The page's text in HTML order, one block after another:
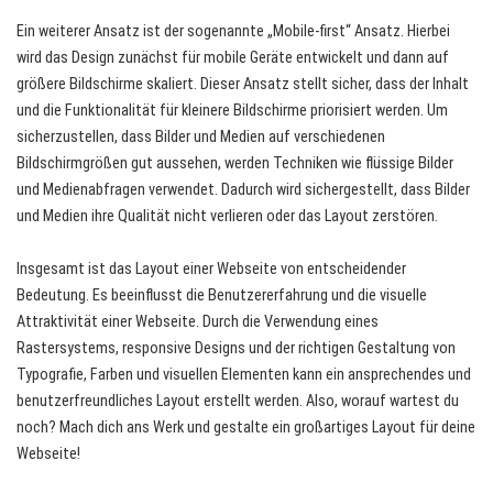
Ein weiterer Ansatz ist der sogenannte „Mobile-first“ Ansatz. Hierbei
wird das Design zunächst für mobile Geräte entwickelt und dann auf
größere Bildschirme skaliert. Dieser Ansatz stellt sicher, dass der Inhalt
und die Funktionalität für kleinere Bildschirme priorisiert werden. Um
sicherzustellen, dass Bilder und Medien auf verschiedenen
Bildschirmgrößen gut aussehen, werden Techniken wie flüssige Bilder
und Medienabfragen verwendet. Dadurch wird sichergestellt, dass Bilder
und Medien ihre Qualität nicht verlieren oder das Layout zerstören.
Insgesamt ist das Layout einer Webseite von entscheidender
Bedeutung. Es beeinflusst die Benutzererfahrung und die visuelle
Attraktivität einer Webseite. Durch die Verwendung eines
Rastersystems, responsive Designs und der richtigen Gestaltung von
Typografie, Farben und visuellen Elementen kann ein ansprechendes und
benutzerfreundliches Layout erstellt werden. Also, worauf wartest du
noch? Mach dich ans Werk und gestalte ein großartiges Layout für deine
Webseite!